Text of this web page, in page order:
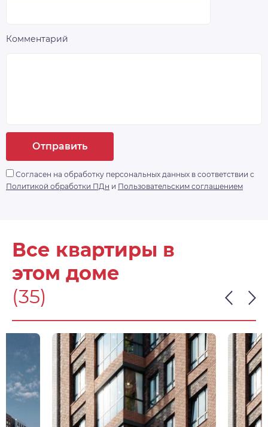
Комментарий
Отправить
Согласен на обработку персональных данных в соответствии с
Политикой обработки ПДн и Пользовательским соглашением
Все квартиры в
этом доме
(35)